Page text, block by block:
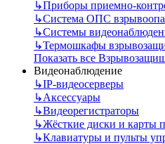
↳Приборы приемно-
↳Система ОПС
↳Системы
↳Термошкафы
Показать все
Видеонаблюдение
↳IP-видеосерверы
↳Аксессуары
↳Видеорегистраторы
↳Жёсткие диски и карты
↳Клавиатуры и пульты